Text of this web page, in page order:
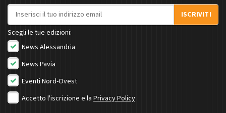
Indirizzo email
ISCRIVITI
Scegli le tue edizioni:
News Alessandria
News Pavia
Eventi Nord-Ovest
Accetto l'iscrizione e la Privacy Policy